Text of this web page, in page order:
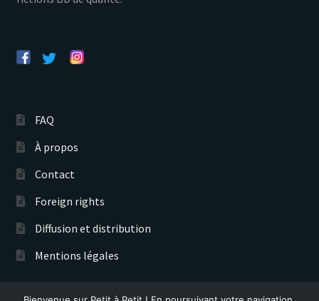
FAQ
À propos
Contact
Foreign rights
Diffusion et distribution
Mentions légales